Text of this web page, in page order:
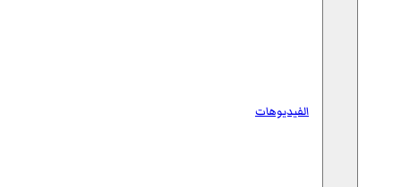
الفيديوهات